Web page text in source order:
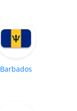
Barbados